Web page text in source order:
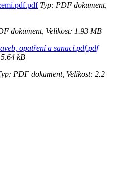
Typ: PDF dokument,
dokument, Velikost: 1.93 MB
opatření a sanací.pdf.pdf
kB
PDF dokument, Velikost: 2.2